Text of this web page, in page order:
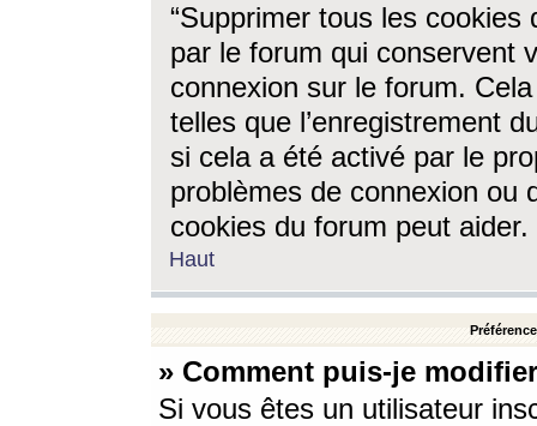
“Supprimer tous les cookies
par le forum qui conservent
connexion sur le forum.
telles que l’enregistrement
si cela a été activé par le
problèmes de connexion ou
cookies du forum peut aider.
Haut
» Comment puis-je
Si vous êtes un utilisateur